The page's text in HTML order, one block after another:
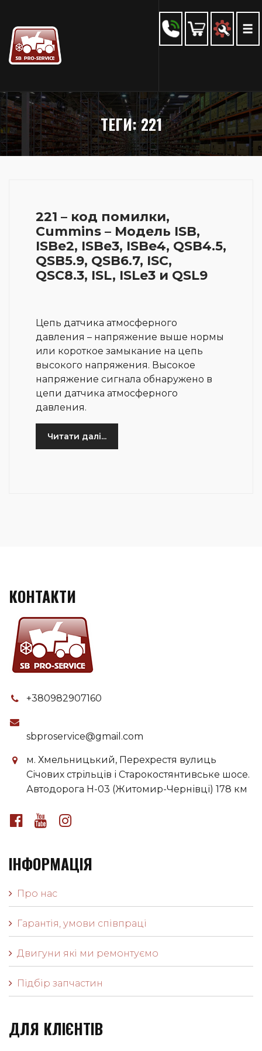
ТЕГИ: 221
221 – код помилки,
Cummins – Модель ISB,
ISBe2, ISBe3, ISBe4, QSB4.5,
QSB5.9, QSB6.7, ISC,
QSC8.3, ISL, ISLe3 и QSL9
Цепь датчика атмосферного
давления – напряжение выше нормы
или короткое замыкание на цепь
высокого напряжения. Высокое
напряжение сигнала обнаружено в
цепи датчика атмосферного
давления.
Читати далі...
КОНТАКТИ
+380982907160
sbproservice@gmail.com
м. Хмельницький, Перехрестя вулиць
Січових стрільців і Старокостянтивське шосе.
Автодорога H-03 (Житомир-Чернівці) 178 км
ІНФОРМАЦІЯ
Про нас
Гарантія, умови співпраці
Двигуни які ми ремонтуємо
Підбір запчастин
ДЛЯ КЛІЄНТІВ